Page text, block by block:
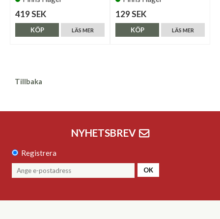
419 SEK
LÄS MER
KÖP
129 SEK
LÄS MER
KÖP
Tillbaka
NYHETSBREV
Registrera
OK